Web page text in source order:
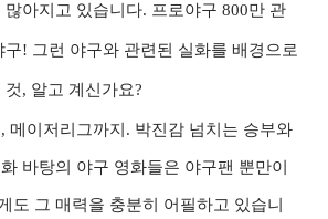
아지고 있습니다. 프로야구 800만 관
! 그런 야구와 관련된 실화를 배경으로
, 알고 계신가요?
메이저리그까지. 박진감 넘치는 승부와
바탕의 야구 영화들은 야구팬 뿐만이
도 그 매력을 충분히 어필하고 있습니